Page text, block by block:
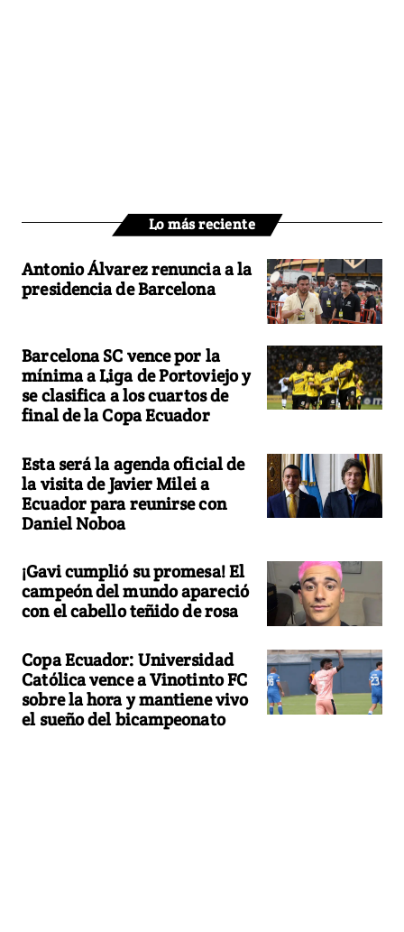
Lo más reciente
Antonio Álvarez renuncia a la
presidencia de Barcelona
Barcelona SC vence por la
mínima a Liga de Portoviejo y
se clasifica a los cuartos de
final de la Copa Ecuador
Esta será la agenda oficial de
la visita de Javier Milei a
Ecuador para reunirse con
Daniel Noboa
¡Gavi cumplió su promesa! El
campeón del mundo apareció
con el cabello teñido de rosa
Copa Ecuador: Universidad
Católica vence a Vinotinto FC
sobre la hora y mantiene vivo
el sueño del bicampeonato